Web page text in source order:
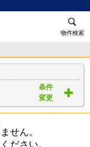
物件検索
条件
変更
せん。
ださい。